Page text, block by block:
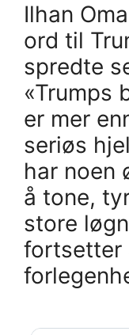
Ilhan
ord til
spredte
«Trumps
er mer
seriøs
har noen
å tone,
store
fortsetter